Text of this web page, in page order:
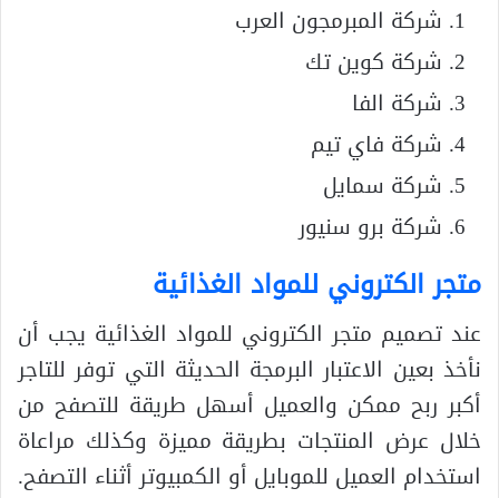
شركة المبرمجون العرب
شركة كوين تك
شركة الفا
شركة فاي تيم
شركة سمايل
شركة برو سنيور
متجر الكتروني للمواد الغذائية
عند تصميم متجر الكتروني للمواد الغذائية يجب أن
نأخذ بعين الاعتبار البرمجة الحديثة التي توفر للتاجر
أكبر ربح ممكن والعميل أسهل طريقة للتصفح من
خلال عرض المنتجات بطريقة مميزة وكذلك مراعاة
استخدام العميل للموبايل أو الكمبيوتر أثناء التصفح.